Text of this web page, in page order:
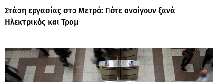
Στάση εργασίας στο Μετρό: Πότε ανοίγουν ξανά
Ηλεκτρικός και Τραμ